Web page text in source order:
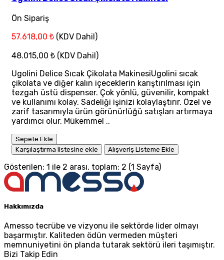
Ön Sipariş
57.618,00 ₺ (KDV Dahil)
48.015,00 ₺ (KDV Dahil)
Ugolini Delice Sıcak Çikolata MakinesiUgolini sıcak
çikolata ve diğer kalın içeceklerin karıştırılması için
tezgah üstü dispenser. Çok yönlü, güvenilir, kompakt
ve kullanımı kolay. Sadeliği işinizi kolaylaştırır. Özel ve
zarif tasarımıyla ürün görünürlüğü satışları artırmaya
yardımcı olur. Mükemmel ..
Sepete Ekle
Karşılaştırma listesine ekle
Alışveriş Listeme Ekle
Gösterilen: 1 ile 2 arası, toplam: 2 (1 Sayfa)
Hakkımızda
Amesso tecrübe ve vizyonu ile sektörde lider olmayı
başarmıştır. Kaliteden ödün vermeden müşteri
memnuniyetini ön planda tutarak sektörü ileri taşımıştır.
Bizi Takip Edin